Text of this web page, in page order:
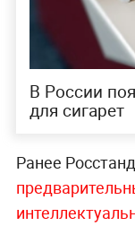
В России
для сигарет
Ранее